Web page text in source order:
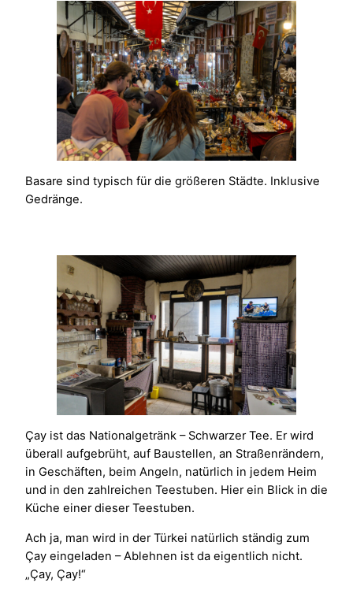
Basare sind typisch für die größeren Städte. Inklusive
Gedränge.
Çay ist das Nationalgetränk – Schwarzer Tee. Er wird
überall aufgebrüht, auf Baustellen, an Straßenrändern,
in Geschäften, beim Angeln, natürlich in jedem Heim
und in den zahlreichen Teestuben. Hier ein Blick in die
Küche einer dieser Teestuben.
Ach ja, man wird in der Türkei natürlich ständig zum
Çay eingeladen – Ablehnen ist da eigentlich nicht.
„Çay, Çay!“